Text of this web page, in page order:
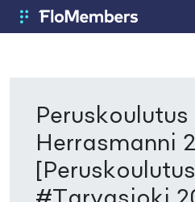
FloMembers
Peruskoulutus
Herrasmanni
[Peruskoulutus]
Password Key
Fax Number